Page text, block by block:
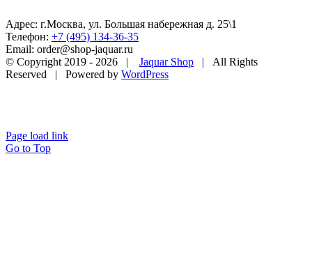
Адрес: г.Москва, ул. Большая набережная д. 25\1
Телефон: +7 (495) 134-36-35
Email: order@shop-jaquar.ru
© Copyright 2019 - 2026 | Jaquar Shop | All Rights
Reserved | Powered by WordPress
Page load link
Go to Top